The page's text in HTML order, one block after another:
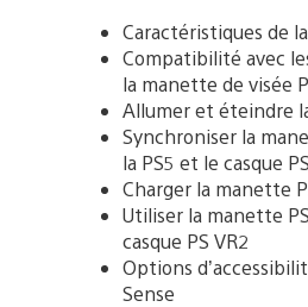
Caractéristiques de
Compatibilité avec
la manette de visée
Allumer et éteindre
Synchroniser la
la PS5 et le casque
Charger la manette
Utiliser la manette
casque PS VR2
Options
Sense